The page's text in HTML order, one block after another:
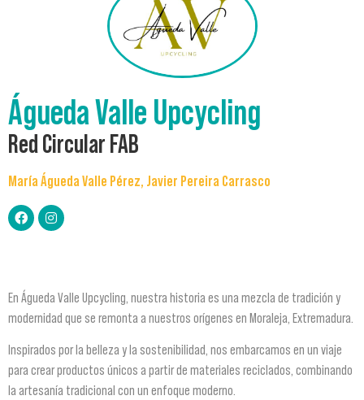
Águeda Valle Upcycling
Red Circular FAB
María Águeda Valle Pérez, Javier Pereira Carrasco
En Águeda Valle Upcycling, nuestra historia es una mezcla de tradición y
modernidad que se remonta a nuestros orígenes en Moraleja, Extremadura.
Inspirados por la belleza y la sostenibilidad, nos embarcamos en un viaje
para crear productos únicos a partir de materiales reciclados, combinando
la artesanía tradicional con un enfoque moderno.